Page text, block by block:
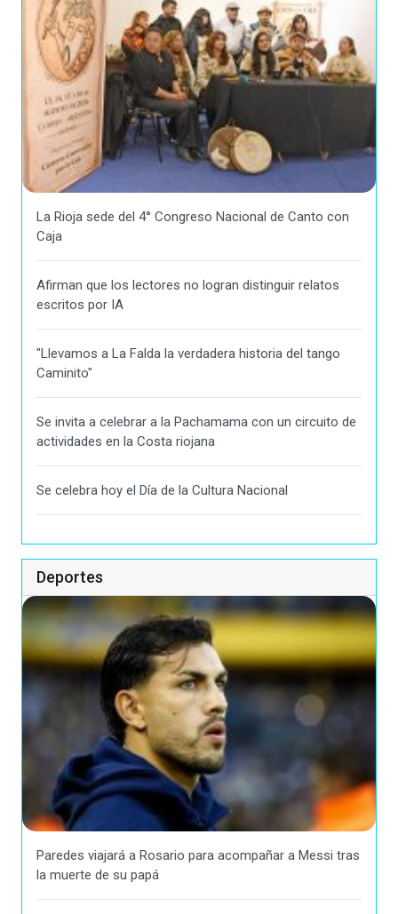
La Rioja sede del 4° Congreso Nacional de Canto con
Caja
Afirman que los lectores no logran distinguir relatos
escritos por IA
"Llevamos a La Falda la verdadera historia del tango
Caminito"
Se invita a celebrar a la Pachamama con un circuito de
actividades en la Costa riojana
Se celebra hoy el Día de la Cultura Nacional
Deportes
Paredes viajará a Rosario para acompañar a Messi tras
la muerte de su papá